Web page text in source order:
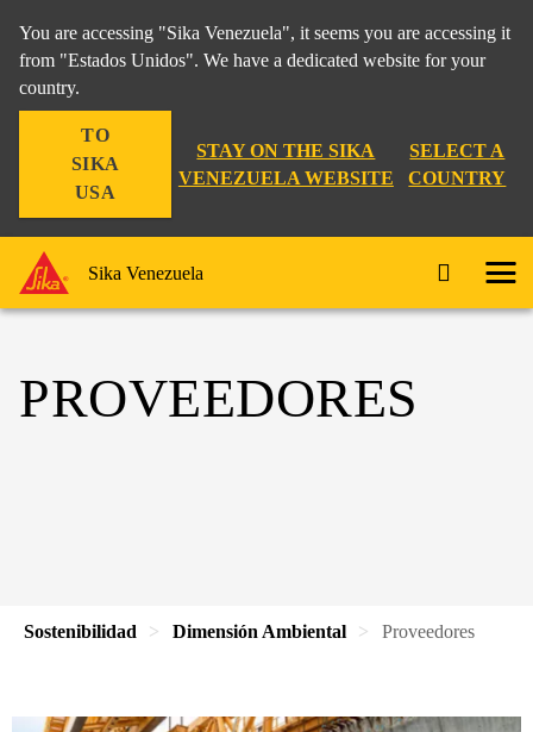
You are accessing "Sika Venezuela", it seems you are accessing it
from "Estados Unidos". We have a dedicated website for your
country.
TO
SIKA
USA
STAY ON THE SIKA
VENEZUELA WEBSITE
SELECT A
COUNTRY
Sika Venezuela
PROVEEDORES
Sostenibilidad Dimensión Ambiental Proveedores